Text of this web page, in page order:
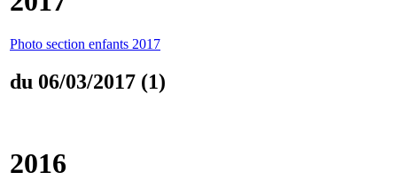
Photo section enfants 2017
du 06/03/2017 (1)
2016